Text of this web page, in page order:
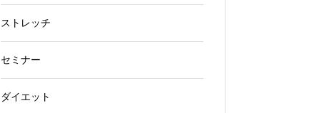
ストレッチ
セミナー
ダイエット